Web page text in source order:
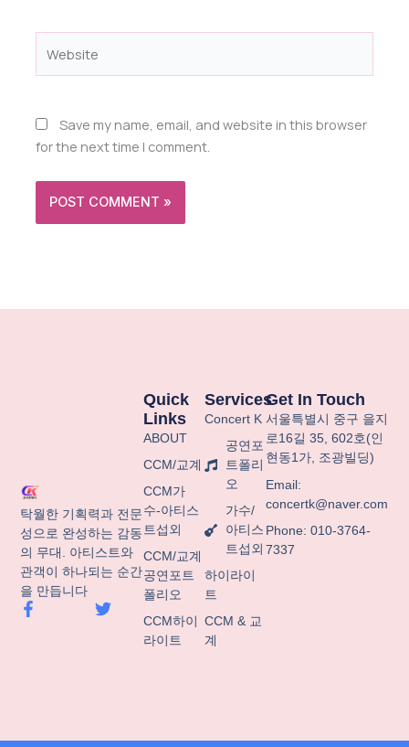
Save my name, email, and website in this browser
for the next time I comment.
탁월한 기획력과 전문
성으로 완성하는 감동
의 무대. 아티스트와
관객이 하나되는 순간
을 만듭니다
F
a
-
T
Services
Concert K
공연포
트폴리
오
가수/
아티스
트섭외
하이라이
트
CCM & 교
계
Quick
Links
ABOUT
CCM/교계
CCM가
수-아티스
트섭외
CCM/교계
공연포트
폴리오
CCM하이
라이트
Get In Touch
서울특별시 중구 을지
로16길 35, 602호(인
현동1가, 조광빌딩)
Email:
concertk@naver.com
Phone: 010-3764-
7337